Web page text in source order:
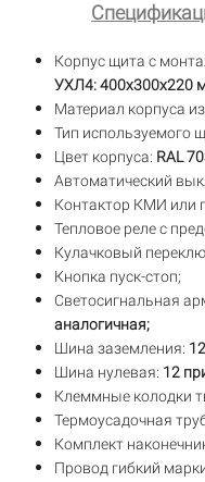
Корпус щита с
УХЛ4: 400х300х220
Материал корпуса
Тип используемого
Цвет корпуса: RAL
Автоматический
Контактор КМИ или
Тепловое реле с
Кулачковый
Кнопка пуск-стоп;
Светосигнальная
аналогичная;
Шина заземления:
Шина нулевая: 12
Клеммные колодки
Термоусадочная
Комплект
Провод гибкий